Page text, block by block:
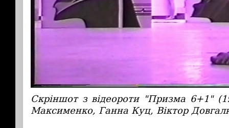
Скріншот з відеороти "Призма 6+1"
Максименко, Ганна Куц, Віктор